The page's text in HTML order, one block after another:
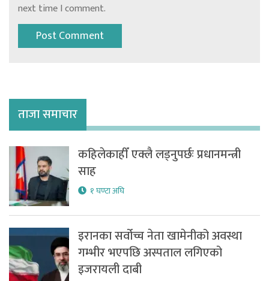
next time I comment.
ताजा समाचार
कहिलेकाहीँ एक्लै लड्नुपर्छः प्रधानमन्त्री
साह
१ घण्टा अघि
इरानका सर्वोच्च नेता खामेनीको अवस्था
गम्भीर भएपछि अस्पताल लगिएको
इजरायली दाबी